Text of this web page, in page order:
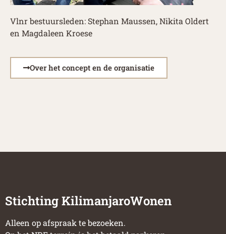
Vlnr bestuursleden: Stephan Maussen, Nikita Oldert
en Magdaleen Kroese
Over het concept en de organisatie
Stichting KilimanjaroWonen
Alleen op afspraak te bezoeken.